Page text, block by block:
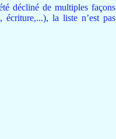
décliné de multiples façons
la liste n’est pas